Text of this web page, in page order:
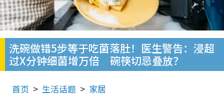
洗碗做错5步等于吃菌落肚！医生警告：浸超
过X分钟细菌增万倍 碗筷切忌叠放？
首页 生活话题 家居